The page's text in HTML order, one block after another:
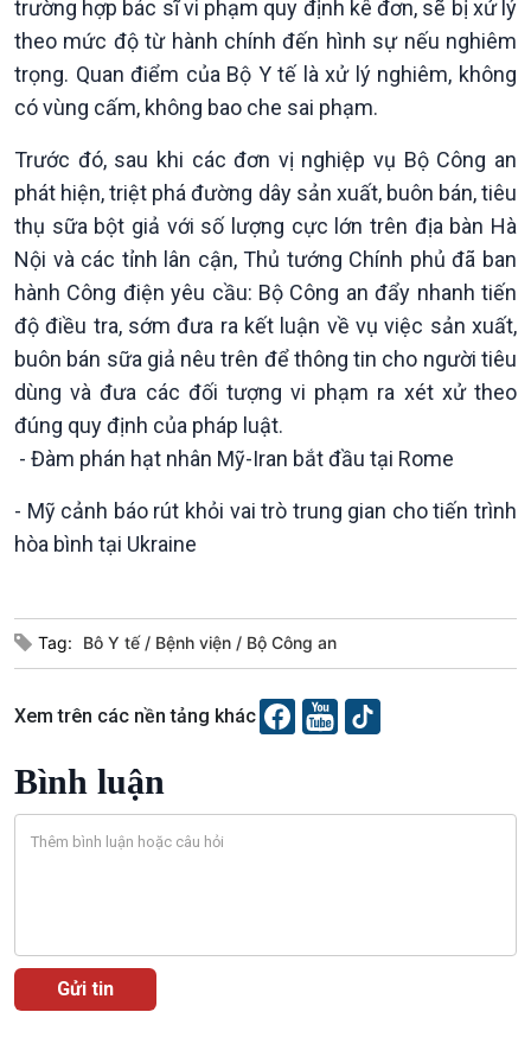
Chuyển đổi Xanh
Tài nguyên và Môi trường
Chuyên gia của bạn
Xã hội chuyển động
Sống chung với biến đổi
khí hậu
Văn hoá & Du lịch
Chát với người nổi tiếng
Câu chuyện Thể thao
Multimedia
Video
trường hợp bác sĩ vi phạm quy định kê đơn, sẽ bị xử lý
theo mức độ từ hành chính đến hình sự nếu nghiêm
trọng. Quan điểm của Bộ Y tế là xử lý nghiêm, không
có vùng cấm, không bao che sai phạm.
Trước đó, sau khi các đơn vị nghiệp vụ Bộ Công an
phát hiện, triệt phá đường dây sản xuất, buôn bán, tiêu
thụ sữa bột giả với số lượng cực lớn trên địa bàn Hà
Nội và các tỉnh lân cận, Thủ tướng Chính phủ đã ban
hành Công điện yêu cầu: Bộ Công an đẩy nhanh tiến
độ điều tra, sớm đưa ra kết luận về vụ việc sản xuất,
buôn bán sữa giả nêu trên để thông tin cho người tiêu
dùng và đưa các đối tượng vi phạm ra xét xử theo
đúng quy định của pháp luật.
- Đàm phán hạt nhân Mỹ-Iran bắt đầu tại Rome
- Mỹ cảnh báo rút khỏi vai trò trung gian cho tiến trình
hòa bình tại Ukraine
Tag: Bô Y tế Bệnh viện Bộ Công an
Xem trên các nền tảng khác
Bình luận